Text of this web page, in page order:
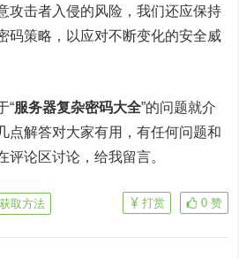
攻击者入侵的风险，我们还应保持
码策略，以应对不断变化的安全威
“服务器复杂密码大全”的问题就介
点解答对大家有用，有任何问题和
评论区讨论，给我留言。
获取方法 0 赞
打赏